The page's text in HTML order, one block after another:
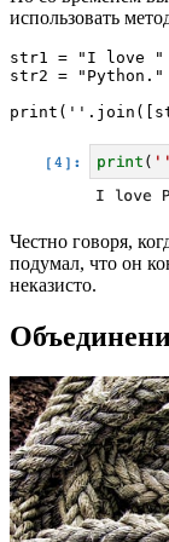
использовать
str1 = "I love "
str2 = "Python."
Честно говоря,
подумал, что он
неказисто.